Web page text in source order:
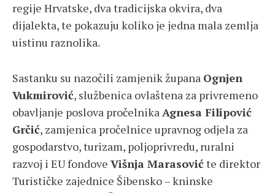
regije Hrvatske, dva tradicijska okvira, dva
dijalekta, te pokazuju koliko je jedna mala zemlja
uistinu raznolika.
Sastanku su nazočili zamjenik župana Ognjen
Vukmirović, službenica ovlaštena za privremeno
obavljanje poslova pročelnikaAgnesa Filipović
Grčić, zamjenica pročelnice upravnog odjela za
gospodarstvo, turizam, poljoprivredu, ruralni
razvoj i EU fondove Višnja Marasović te direktor
Turističke zajednice Šibensko – kninske